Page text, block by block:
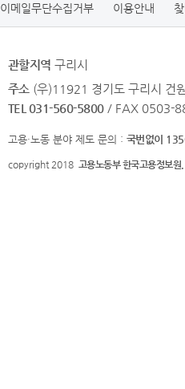
이메일무단수집거부 이용안내
관할지역 구리시
주소 (우)11921 경기도 구리시 건
TEL 031-560-5800 / FAX 0503-
고용·노동 분야 제도 문의 : 국번없이
copyright 2018 고용노동부 한국고용정보원.